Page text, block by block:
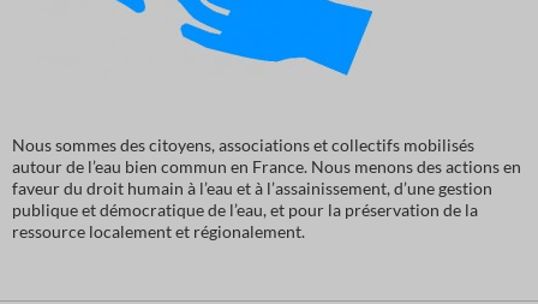
Nous sommes des citoyens, associations et collectifs mobilisés
autour de l’eau bien commun en France. Nous menons des actions en
faveur du droit humain à l’eau et à l’assainissement, d’une gestion
publique et démocratique de l’eau, et pour la préservation de la
ressource localement et régionalement.